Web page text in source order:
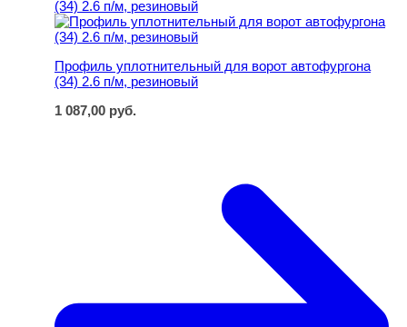
Профиль уплотнительный для ворот автофургона
(34) 2.6 п/м, резиновый
1 087,00 руб.